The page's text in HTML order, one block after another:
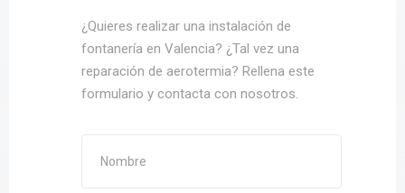
¿Quieres realizar una instalación de
fontanería en Valencia? ¿Tal vez una
reparación de aerotermia? Rellena este
formulario y contacta con nosotros.